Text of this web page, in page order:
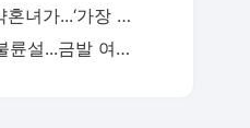
‘불법 도박’ MF에게 이런 약혼녀가...‘가장 아름다운 신부다’ 극찬
'이혼 위기' SON 절친 또 불륜설...금발 여성과 파티→팬이 아내에 제보